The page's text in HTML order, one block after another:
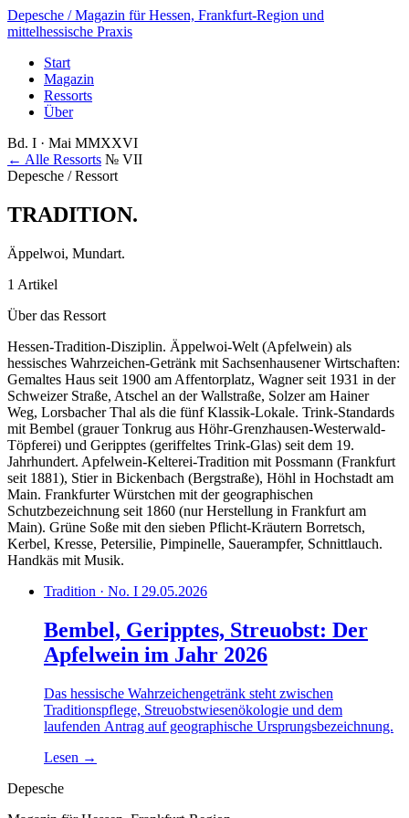
Depesche / Magazin für Hessen, Frankfurt-Region und
mittelhessische Praxis
Start
Magazin
Ressorts
Über
Bd. I · Mai MMXXVI
← Alle Ressorts № VII
Depesche / Ressort
TRADITION.
Äppelwoi, Mundart.
1 Artikel
Über das Ressort
Hessen-Tradition-Disziplin. Äppelwoi-Welt (Apfelwein) als
hessisches Wahrzeichen-Getränk mit Sachsenhausener Wirtschaften:
Gemaltes Haus seit 1900 am Affentorplatz, Wagner seit 1931 in der
Schweizer Straße, Atschel an der Wallstraße, Solzer am Hainer
Weg, Lorsbacher Thal als die fünf Klassik-Lokale. Trink-Standards
mit Bembel (grauer Tonkrug aus Höhr-Grenzhausen-Westerwald-
Töpferei) und Geripptes (geriffeltes Trink-Glas) seit dem 19.
Jahrhundert. Apfelwein-Kelterei-Tradition mit Possmann (Frankfurt
seit 1881), Stier in Bickenbach (Bergstraße), Höhl in Hochstadt am
Main. Frankfurter Würstchen mit der geographischen
Schutzbezeichnung seit 1860 (nur Herstellung in Frankfurt am
Main). Grüne Soße mit den sieben Pflicht-Kräutern Borretsch,
Kerbel, Kresse, Petersilie, Pimpinelle, Sauerampfer, Schnittlauch.
Handkäs mit Musik.
Tradition · No. I 29.05.2026
Bembel, Geripptes, Streuobst: Der
Apfelwein im Jahr 2026
Das hessische Wahrzeichengetränk steht zwischen
Traditionspflege, Streuobstwiesenökologie und dem
laufenden Antrag auf geographische Ursprungsbezeichnung.
Lesen →
Depesche